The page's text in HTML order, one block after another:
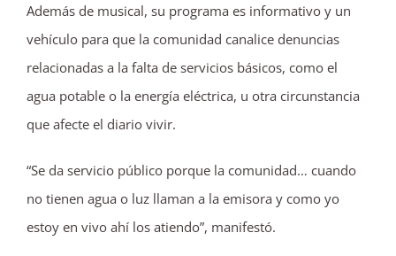
Además de musical, su programa es informativo y un
vehículo para que la comunidad canalice denuncias
relacionadas a la falta de servicios básicos, como el
agua potable o la energía eléctrica, u otra circunstancia
que afecte el diario vivir.
“Se da servicio público porque la comunidad… cuando
no tienen agua o luz llaman a la emisora y como yo
estoy en vivo ahí los atiendo”, manifestó.